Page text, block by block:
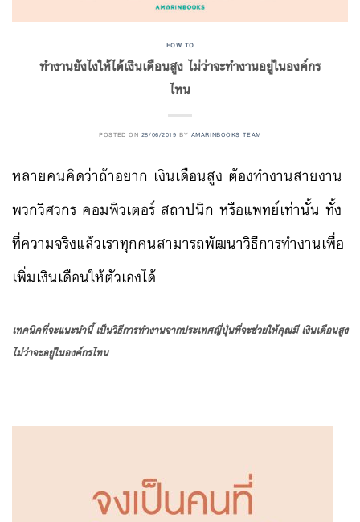
HOW TO
ทำงานยังไงให้ได้เงินเดือนสูง ไม่ว่าจะทำงานอยู่ในองค์กร
ไหน
POSTED ON 28/06/2019 BY AMARINBOOKS TEAM
หลายคนคิดว่าถ้าอยาก เงินเดือนสูง ต้องทำงานสายงาน
พวกวิศวกร คอมพิวเตอร์ สถาปนิก หรือแพทย์เท่านั้น ทั้ง
ที่ความจริงแล้วเราทุกคนสามารถพัฒนาวิธีการทำงานเพื่อ
เพิ่มเงินเดือนให้ตัวเองได้
เทคนิคที่จะแนะนำนี้ เป็นวิธีการทำงานจากประเทศญี่ปุ่นที่จะช่วยให้คุณมี เงินเดือนสูง
ไม่ว่าจะอยู่ในองค์กรไหน